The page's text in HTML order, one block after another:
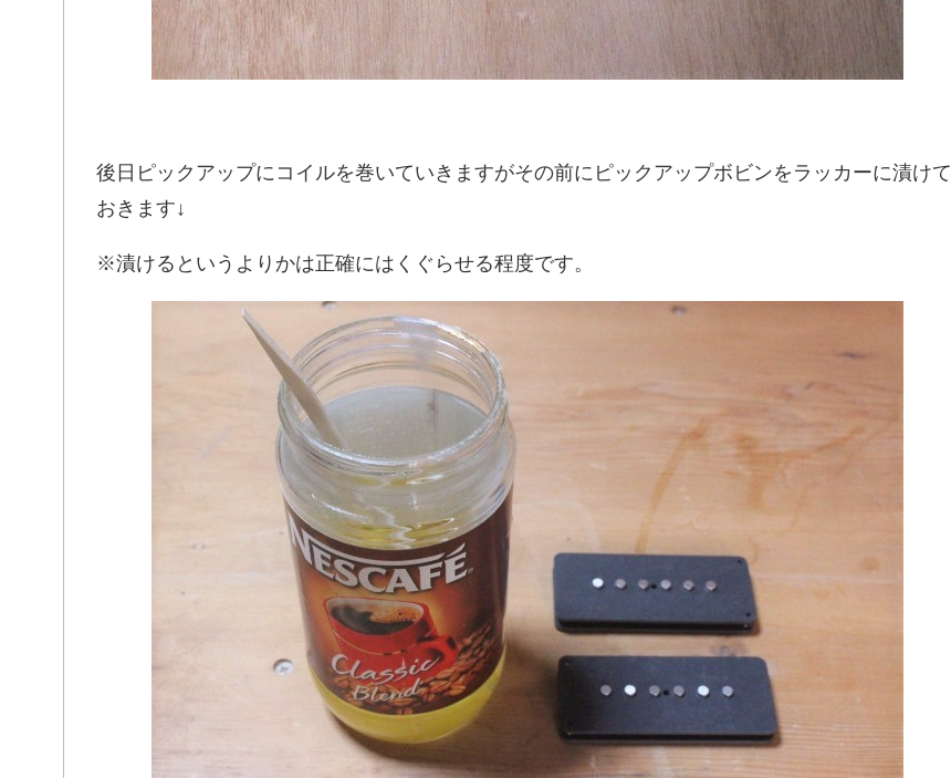
後日ピックアップにコイルを巻いていきますがその前にピックアップボビンをラッカーに漬けて
おきます↓
※漬けるというよりかは正確にはくぐらせる程度です。